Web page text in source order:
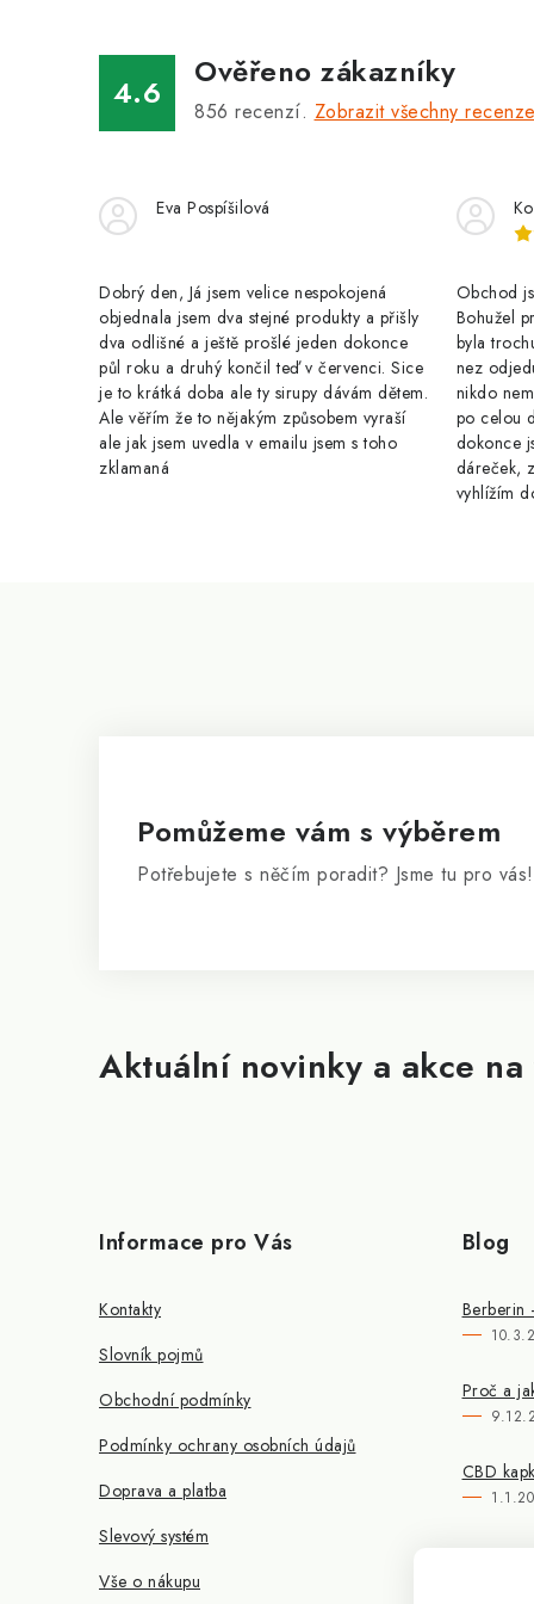
a
í
p
r
v
k
y
v
ý
4.6
Ověřeno zákazníky
856 recenzí. Zobrazit všechny recenze
Eva Pospíšilová
Dobrý den, Já jsem velice nespokojená
objednala jsem dva stejné produkty a přišly
dva odlišné a ještě prošlé jeden dokonce
půl roku a druhý končil teď v červenci. Sice
je to krátká doba ale ty sirupy dávám dětem.
Ale věřím že to nějakým způsobem vyraší
ale jak jsem uvedla v emailu jsem s toho
zklamaná
Obchod
Bohužel
byla
nez
nikdo
po celou
dokonce
dáreček,
vyhlížím
Aktuální novinky a akce na
Pomůžeme vám s výběrem
Potřebujete s něčím poradit? Jsme tu pro vás!
Informace pro Vás
Kontakty
Slovník pojmů
Obchodní podmínky
Podmínky ochrany osobních údajů
Doprava a platba
Slevový systém
Vše o nákupu
Blog
Berberin
Proč a
CBD